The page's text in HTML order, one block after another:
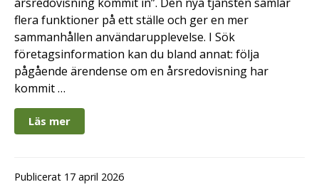
flera funktioner på ett ställe och ger en mer
sammanhållen användarupplevelse. I Sök
företagsinformation kan du bland annat: följa
pågående ärendense om en årsredovisning har
kommit …
Läs mer
Publicerat 17 april 2026